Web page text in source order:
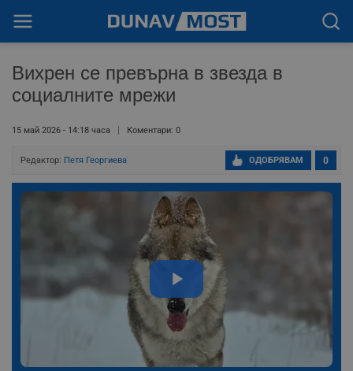
Вихрен се превърна в звезда в
социалните мрежи
15 май 2026 - 14:18 часа Коментари: 0
Редактор: Петя Георгиева 0
ОДОБРЯВАМ